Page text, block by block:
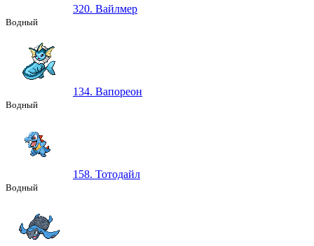
320. Вайлмер
Водный
134. Вапореон
Водный
158. Тотодайл
Водный